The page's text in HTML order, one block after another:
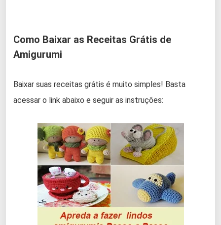
Como Baixar as Receitas Grátis de
Amigurumi
Baixar suas receitas grátis é muito simples! Basta
acessar o link abaixo e seguir as instruções: